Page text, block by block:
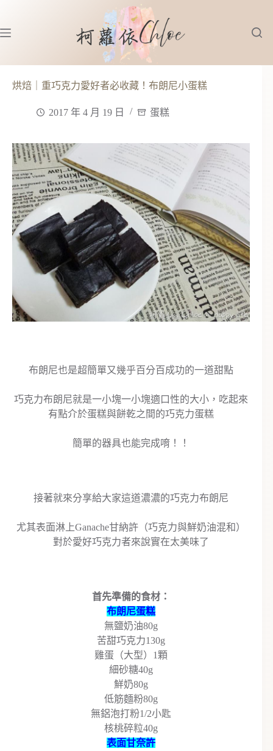
主
內
烘焙｜重巧克力愛好者必收藏！布朗尼小蛋糕
2017 年 4 月 19 日 蛋糕
布朗尼也是超簡單又幾乎百分百成功的一道甜點
巧克力布朗尼就是一小塊一小塊適口性的大小，吃起來
有點介於蛋糕與餅乾之間的巧克力蛋糕
簡單的器具也能完成唷！！
接著就來分享給大家這道濃濃的巧克力布朗尼
尤其表面淋上Ganache甘納許（巧克力與鮮奶油混和）
對於愛好巧克力者來說實在太美味了
首先準備的食材：
布朗尼蛋糕
無鹽奶油80g
苦甜巧克力130g
雞蛋（大型）1顆
細砂糖40g
鮮奶80g
低筋麵粉80g
無鋁泡打粉1/2小匙
核桃碎粒40g
表面甘奈許